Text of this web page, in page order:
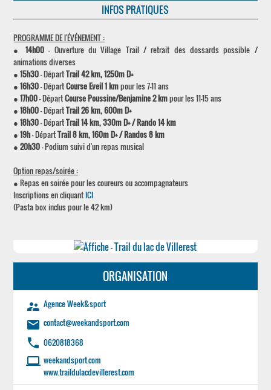
INFOS PRATIQUES
PROGRAMME DE l'ÉVÉNEMENT :
●14h00 - Ouverture du Village Trail / retrait des dossards possible /
animations diverses
●15h30- DépartTrail 42 km, 1250m D+
●16h30- DépartCourse Eveil 1 kmpour les 7-11 ans
●17h00- DépartCourse Poussine/Benjamine 2 kmpour les 11-15 ans
●18h00- DépartTrail 26 km, 600m D+
●18h30- DépartTrail 14 km, 330m D+ / Rando 14 km
●19h- DépartTrail 8 km, 160m D+ / Randos 8 km
●20h30- Podium suivi d'un repas musical
Option repas/soirée :
● Repas en soirée pour les coureurs ou accompagnateurs
Inscriptions en cliquantICI
(Pasta box inclus pour le 42 km)
ORGANISATION
supervisor_account Agence Week&sport
email contact@weekandsport.com
phone 0620818368
laptop weekandsport.com
www.traildulacdevillerest.com